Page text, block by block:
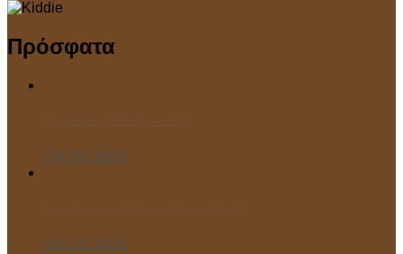
Πρόσφατα
Οκτ 28, 2025
Οκτ 25, 2025